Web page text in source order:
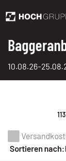
10.08.26-
Sortieren nach: